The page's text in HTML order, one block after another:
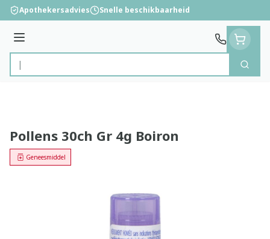
Ga naar de inhoud
Apothekersadvies Snelle beschikbaarheid
Menu
Product, merk, categorie...
Zoek
Pollens 30ch Gr 4g Boiron
Geneesmiddel